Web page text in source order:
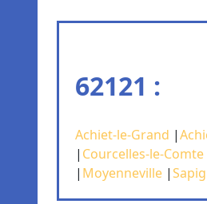
62121 :
Achiet-le-Grand |
| Courcelles-le-Comte
| Moyenneville |